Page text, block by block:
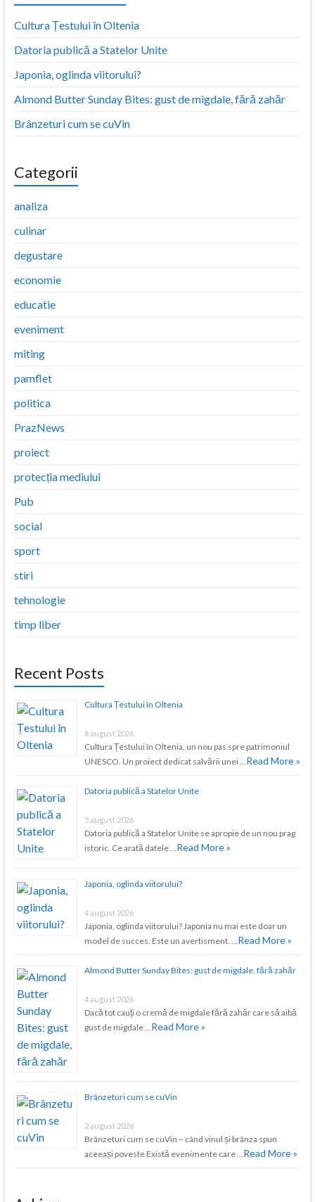
Cultura Țestului în Oltenia
Datoria publică a Statelor Unite
Japonia, oglinda viitorului?
Almond Butter Sunday Bites: gust de migdale, fără zahăr
Brânzeturi cum se cuVin
Categorii
analiza
culinar
degustare
economie
educatie
eveniment
miting
pamflet
politica
PrazNews
proiect
protecția mediului
Pub
social
sport
stiri
tehnologie
timp liber
Recent Posts
Cultura Țestului în Oltenia
6 august 2026
Cultura Țestului în Oltenia, un nou pas spre patrimoniul
UNESCO. Un proiect dedicat salvării unei … Read More »
Datoria publică a Statelor Unite
5 august 2026
Datoria publică a Statelor Unite se apropie de un nou prag
istoric. Ce arată datele … Read More »
Japonia, oglinda viitorului?
4 august 2026
Japonia, oglinda viitorului? Japonia nu mai este doar un
model de succes. Este un avertisment. … Read More »
Almond Butter Sunday Bites: gust de migdale, fără zahăr
4 august 2026
Dacă tot cauți o cremă de migdale fără zahăr care să aibă
gust de migdale … Read More »
Brânzeturi cum se cuVin
2 august 2026
Brânzeturi cum se cuVin – când vinul și brânza spun
aceeași poveste Există evenimente care … Read More »